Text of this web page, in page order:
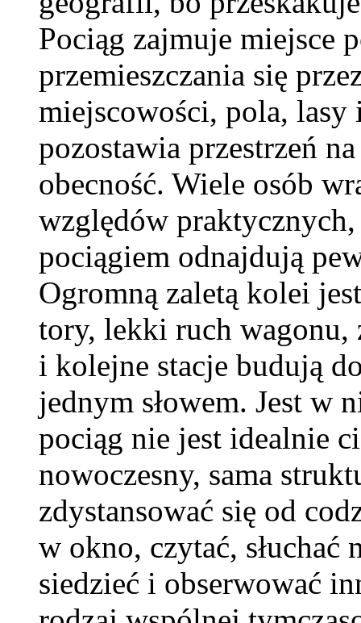
Pociąg zajmuje miejsce
przemieszczania się
miejscowości, pola, lasy
pozostawia przestrzeń
obecność. Wiele osób
względów
pociągiem odnajdują
Ogromną zaletą kolei
tory, lekki ruch wagonu,
i kolejne stacje budują
jednym słowem. Jest w
pociąg nie jest idealnie
nowoczesny, sama
zdystansować się od
w okno, czytać,
siedzieć i obserwować